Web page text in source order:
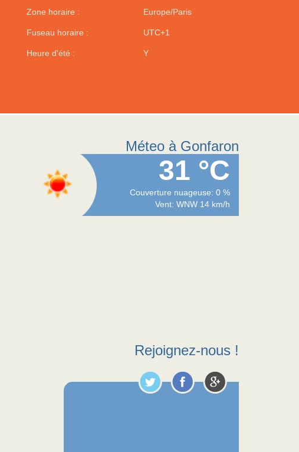
Zone horaire : Europe/Paris
Fuseau horaire : UTC+1
Heure d'été : Y
Méteo à Gonfaron
31 °C
Couverture nuageuse: 0 %
Vent: WNW 14 km/h
Rejoignez-nous !